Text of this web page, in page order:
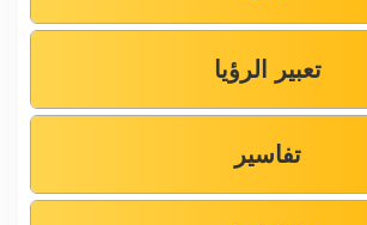
تعبیر الرؤیا
تفاسیر